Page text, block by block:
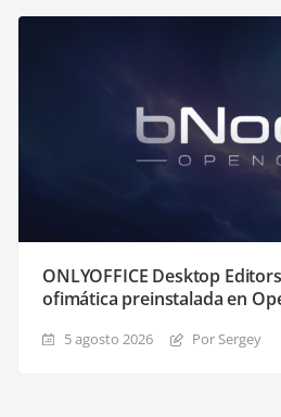
ONLYOFFICE Desktop
ofimática preinstalada en
5 agosto 2026 Por Sergey